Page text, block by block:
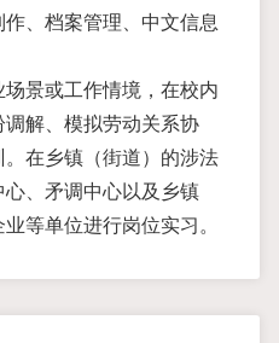
、档案管理、中文信息
景或工作情境，在校内
解、模拟劳动关系协
在乡镇（街道）的涉法
、矛调中心以及乡镇
等单位进行岗位实习。